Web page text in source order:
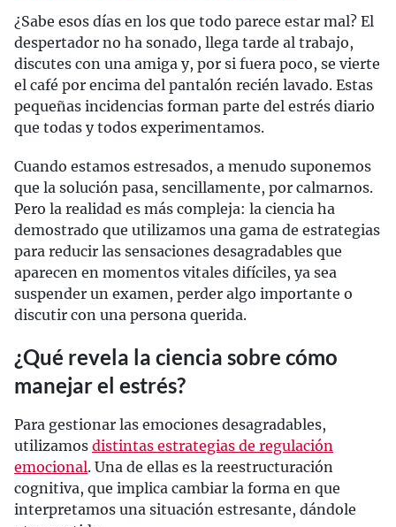
¿Sabe esos días en los que todo parece estar mal? El
despertador no ha sonado, llega tarde al trabajo,
discutes con una amiga y, por si fuera poco, se vierte
el café por encima del pantalón recién lavado. Estas
pequeñas incidencias forman parte del estrés diario
que todas y todos experimentamos.
Cuando estamos estresados, a menudo suponemos
que la solución pasa, sencillamente, por calmarnos.
Pero la realidad es más compleja: la ciencia ha
demostrado que utilizamos una gama de estrategias
para reducir las sensaciones desagradables que
aparecen en momentos vitales difíciles, ya sea
suspender un examen, perder algo importante o
discutir con una persona querida.
¿Qué revela la ciencia sobre cómo
manejar el estrés?
Para gestionar las emociones desagradables,
utilizamos distintas estrategias de regulación
emocional. Una de ellas es la reestructuración
cognitiva, que implica cambiar la forma en que
interpretamos una situación estresante, dándole